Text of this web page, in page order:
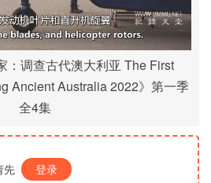
：调查古代澳大利亚 The First
Ancient Australia 2022》第一季
全4集
先 登录